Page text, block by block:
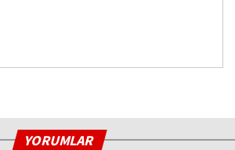
YORUMLAR